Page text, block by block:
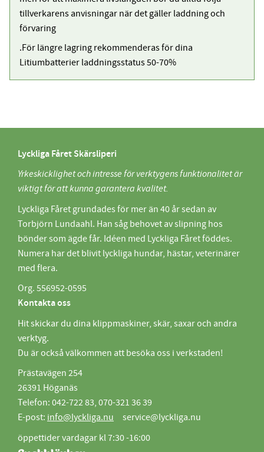
tillverkarens anvisningar när det gäller laddning och
förvaring
.För längre lagring rekommenderas för dina
Litiumbatterier laddningsstatus 50-70%
Lyckliga Fåret Skärsliperi
Yrkeskicklighet och intresse för verktygens funktionalitet är
viktigt för att kunna garantera kvalitet.
Lyckliga Fåret grundades för mer än 40 år sedan av
Torbjörn Lundaahl. Han såg behovet av slipning hos
bönder som ägde får. Idéen med Lyckliga Fåret föddes.
Numera har det blivit lyckliga hundar, hästar, veterinärer
med flera.
Org. 556952-0595
Kontakta oss
Hit skickar du dina klippmaskiner, skär, saxar och andra
verktyg.
Du är också välkommen att besöka oss i verkstaden!
Prästavägen 254
26391 Höganäs
Telefon: 042-722 83, 070-321 36 39
E-post: info@lyckliga.nu service@lyckliga.nu
öppettider vardagar kl 7:30 -16:00